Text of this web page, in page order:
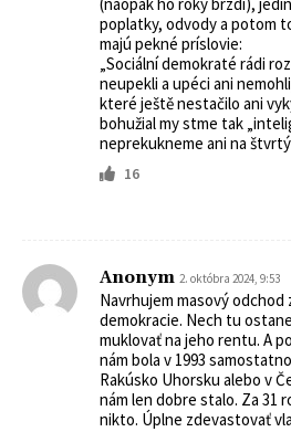
poplatky, odvody a potom
majú pekné príslovie:
„Sociální demokraté rádi
neupekli a upéci ani
které ještě nestačilo ani
bohužial my stme tak
neprekukneme ani na
16
Anonym 2. októbra 2024, 9:53
Navrhujem masový
demokracie. Nech tu
muklovať na jeho rentu. A
nám bola v 1993
Rakúsko Uhorsku alebo v
nám len dobre stalo. Za 31
nikto. Úplne zdevastovať